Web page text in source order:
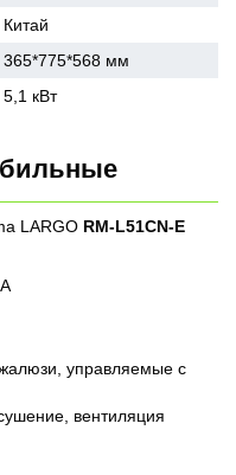
Китай
365*775*568 мм
5,1 кВт
LARGO RM-L51CN-E
управляемые с
вентиляция